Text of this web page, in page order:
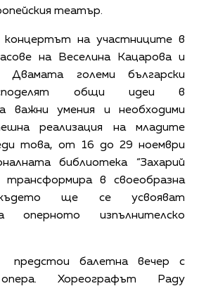
театър.
на участниците в
на Веселина Кацарова и
Двамата големи български
споделят общи идеи в
важни умения и необходими
реализация на младите
това, от 16 до 29 ноември
библиотека “Захарий
трансформира в своеобразна
където ще се усвояват
оперното изпълнителско
балетна вечер с
опера. Хореографът Раду